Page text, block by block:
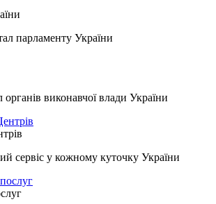
парламенту України
виконавчої влади України
сервіс у кожному куточку України